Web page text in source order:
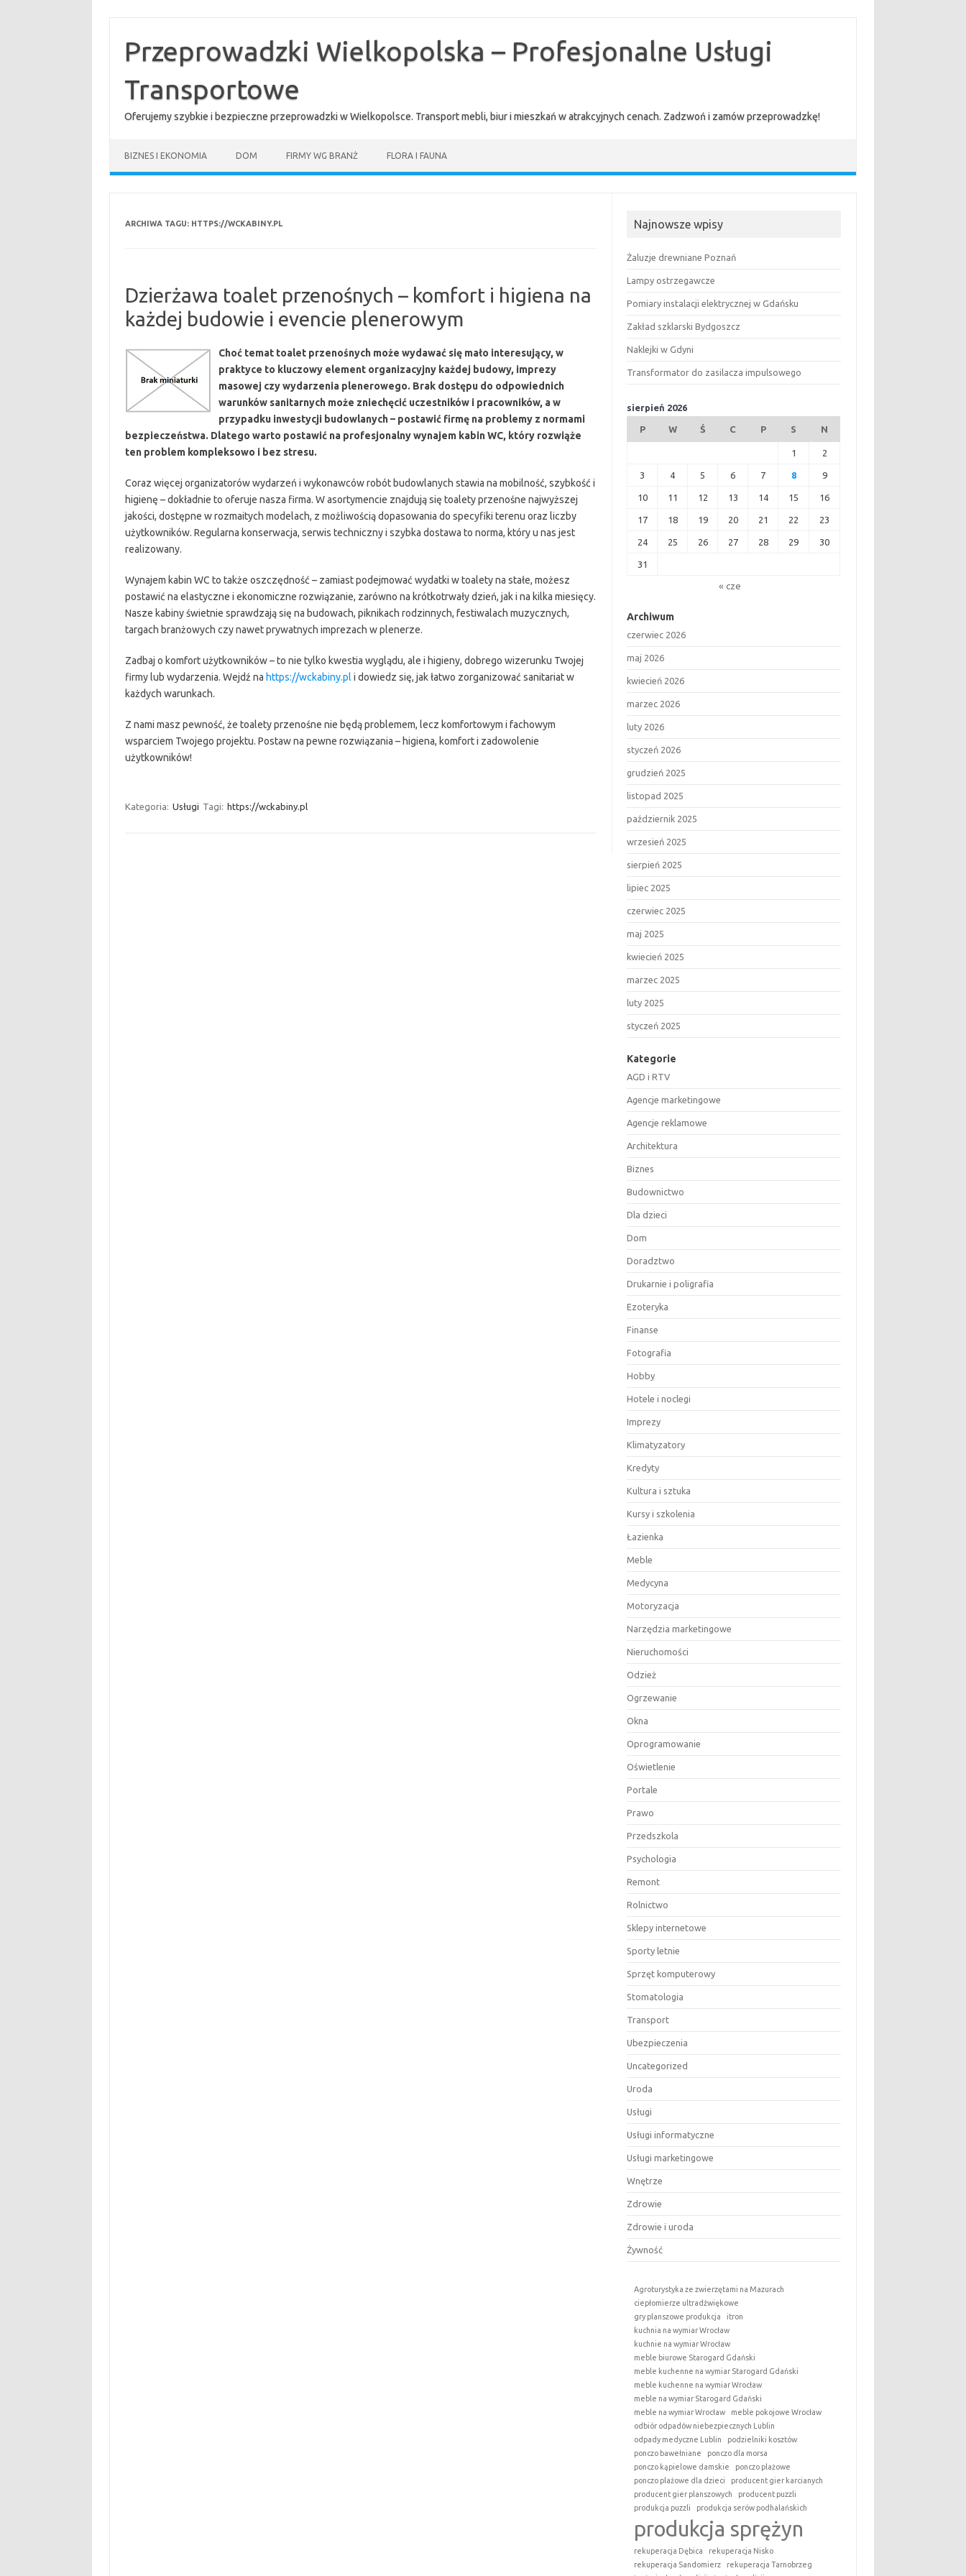
treściPrzeprowadzki Wielkopolska – Profesjonalne Usługi
Transportowe
Oferujemy szybkie i bezpieczne przeprowadzki w Wielkopolsce. Transport mebli, biur i mieszkań w atrakcyjnych cenach. Zadzwoń i zamów przeprowadzkę!
BIZNES I EKONOMIA DOM FIRMY WG BRANŻ FLORA I FAUNA
ARCHIWA TAGU: HTTPS://WCKABINY.PL
Dzierżawa toalet przenośnych – komfort i higiena na
każdej budowie i evencie plenerowym
Choć temat toalet przenośnych może wydawać się mało interesujący, w
praktyce to kluczowy element organizacyjny każdej budowy, imprezy
masowej czy wydarzenia plenerowego. Brak dostępu do odpowiednich
warunków sanitarnych może zniechęcić uczestników i pracowników, a w
przypadku inwestycji budowlanych – postawić firmę na problemy z normami
bezpieczeństwa. Dlatego warto postawić na profesjonalny wynajem kabin WC, który rozwiąże
ten problem kompleksowo i bez stresu.
Coraz więcej organizatorów wydarzeń i wykonawców robót budowlanych stawia na mobilność, szybkość i
higienę – dokładnie to oferuje nasza firma. W asortymencie znajdują się toalety przenośne najwyższej
jakości, dostępne w rozmaitych modelach, z możliwością dopasowania do specyfiki terenu oraz liczby
użytkowników. Regularna konserwacja, serwis techniczny i szybka dostawa to norma, który u nas jest
realizowany.
Wynajem kabin WC to także oszczędność – zamiast podejmować wydatki w toalety na stałe, możesz
postawić na elastyczne i ekonomiczne rozwiązanie, zarówno na krótkotrwały dzień, jak i na kilka miesięcy.
Nasze kabiny świetnie sprawdzają się na budowach, piknikach rodzinnych, festiwalach muzycznych,
targach branżowych czy nawet prywatnych imprezach w plenerze.
Zadbaj o komfort użytkowników – to nie tylko kwestia wyglądu, ale i higieny, dobrego wizerunku Twojej
firmy lub wydarzenia. Wejdź na https://wckabiny.pl i dowiedz się, jak łatwo zorganizować sanitariat w
każdych warunkach.
Z nami masz pewność, że toalety przenośne nie będą problemem, lecz komfortowym i fachowym
wsparciem Twojego projektu. Postaw na pewne rozwiązania – higiena, komfort i zadowolenie
użytkowników!
Kategoria: Usługi Tagi: https://wckabiny.pl
Najnowsze wpisy
Żaluzje drewniane Poznań
Lampy ostrzegawcze
Pomiary instalacji elektrycznej w Gdańsku
Zakład szklarski Bydgoszcz
Naklejki w Gdyni
Transformator do zasilacza impulsowego
sierpień 2026
P W Ś C P S N
1 2
3 4 5 6 7 8 9
10 11 12 13 14 15 16
17 18 19 20 21 22 23
24 25 26 27 28 29 30
31
« cze
Archiwum
czerwiec 2026
maj 2026
kwiecień 2026
marzec 2026
luty 2026
styczeń 2026
grudzień 2025
listopad 2025
październik 2025
wrzesień 2025
sierpień 2025
lipiec 2025
czerwiec 2025
maj 2025
kwiecień 2025
marzec 2025
luty 2025
styczeń 2025
Kategorie
AGD i RTV
Agencje marketingowe
Agencje reklamowe
Architektura
Biznes
Budownictwo
Dla dzieci
Dom
Doradztwo
Drukarnie i poligrafia
Ezoteryka
Finanse
Fotografia
Hobby
Hotele i noclegi
Imprezy
Klimatyzatory
Kredyty
Kultura i sztuka
Kursy i szkolenia
Łazienka
Meble
Medycyna
Motoryzacja
Narzędzia marketingowe
Nieruchomości
Odzież
Ogrzewanie
Okna
Oprogramowanie
Oświetlenie
Portale
Prawo
Przedszkola
Psychologia
Remont
Rolnictwo
Sklepy internetowe
Sporty letnie
Sprzęt komputerowy
Stomatologia
Transport
Ubezpieczenia
Uncategorized
Uroda
Usługi
Usługi informatyczne
Usługi marketingowe
Wnętrze
Zdrowie
Zdrowie i uroda
Żywność
Agroturystyka ze zwierzętami na Mazurach
ciepłomierze ultradźwiękowe
gry planszowe produkcja
itron
kuchnia na wymiar Wrocław
kuchnie na wymiar Wrocław
meble biurowe Starogard Gdański
meble kuchenne na wymiar Starogard Gdański
meble kuchenne na wymiar Wrocław
meble na wymiar Starogard Gdański
meble na wymiar Wrocław
meble pokojowe Wrocław
odbiór odpadów niebezpiecznych Lublin
odpady medyczne Lublin
podzielniki kosztów
ponczo bawełniane
ponczo dla morsa
ponczo kąpielowe damskie
ponczo plażowe
ponczo plażowe dla dzieci
producent gier karcianych
producent gier planszowych
producent puzzli
produkcja puzzli
produkcja serów podhalańskich
produkcja sprężyn
rekuperacja Dębica
rekuperacja Nisko
rekuperacja Sandomierz
rekuperacja Tarnobrzeg